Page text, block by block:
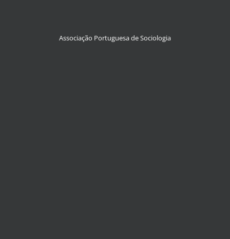
Associação Portuguesa de Sociologia